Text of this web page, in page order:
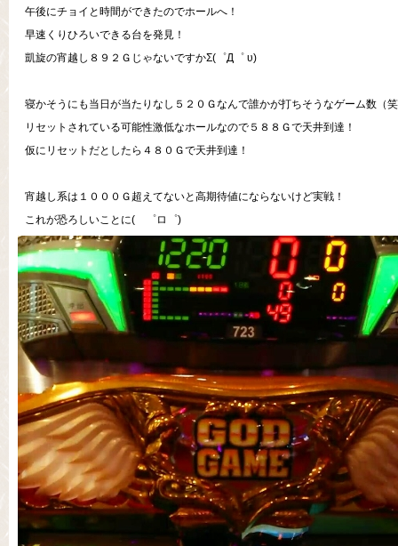
午後にチョイと時間ができたのでホールへ！
早速くりひろいできる台を発見！
凱旋の宵越し８９２ＧじゃないですかΣ(゜Д゜ υ)
寝かそうにも当日が当たりなし５２０Ｇなんで誰かが打ちそうなゲーム数（
リセットされている可能性激低なホールなので５８８Ｇで天井到達！
仮にリセットだとしたら４８０Ｇで天井到達！
宵越し系は１０００Ｇ超えてないと高期待値にならないけど実戦！
これが恐ろしいことに( ゜ロ゜)